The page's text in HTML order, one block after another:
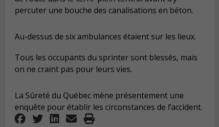
percuter une bouche des canalisations en béton.
Au-dessus de six ambulances étaient sur les lieux.
Tous les occupants du sprinter sont blessés, mais
on ne craint pas pour leurs vies.
La Sûreté du Québec mène présentement une
enquête pour établir les circonstances de l’accident.